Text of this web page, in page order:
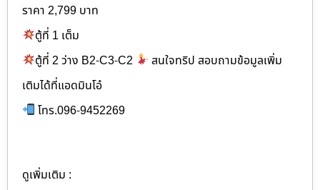
ราคา 2,799 บาท
ตู้ที่ 1 เต็ม
ตู้ที่ 2 ว่าง B2-C3-C2
สนใจทริป สอบถามข้อมูลเพิ่ม
เติมได้ที่แอดมินโอ๋
โทร.096-9452269
ดูเพิ่มเติม :